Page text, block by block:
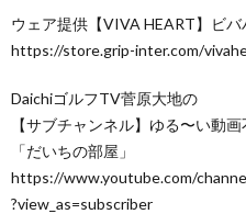
ウェア提供【VIVA HEART】ビバ
https://store.grip-inter.com/
DaichiゴルフTV菅原大地の
【サブチャンネル】ゆる〜い動画
「だいちの部屋」
https://www.youtube.com/
?view_as=subscriber